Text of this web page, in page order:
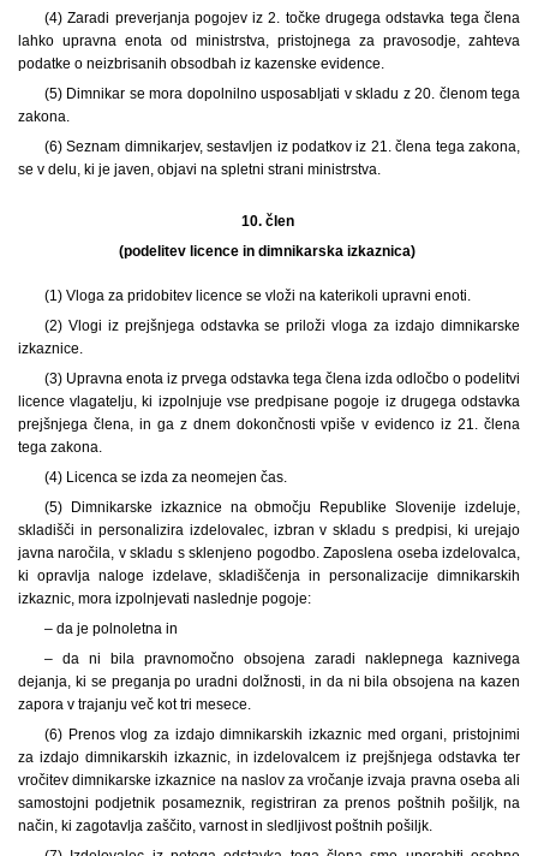
(4) Zaradi preverjanja pogojev iz 2. točke drugega odstavka tega člena
lahko upravna enota od ministrstva, pristojnega za pravosodje, zahteva
podatke o neizbrisanih obsodbah iz kazenske evidence.
(5) Dimnikar se mora dopolnilno usposabljati v skladu z 20. členom tega
zakona.
(6) Seznam dimnikarjev, sestavljen iz podatkov iz 21. člena tega zakona,
se v delu, ki je javen, objavi na spletni strani ministrstva.
10. člen
(podelitev licence in dimnikarska izkaznica)
(1) Vloga za pridobitev licence se vloži na katerikoli upravni enoti.
(2) Vlogi iz prejšnjega odstavka se priloži vloga za izdajo dimnikarske
izkaznice.
(3) Upravna enota iz prvega odstavka tega člena izda odločbo o podelitvi
licence vlagatelju, ki izpolnjuje vse predpisane pogoje iz drugega odstavka
prejšnjega člena, in ga z dnem dokončnosti vpiše v evidenco iz 21. člena
tega zakona.
(4) Licenca se izda za neomejen čas.
(5) Dimnikarske izkaznice na območju Republike Slovenije izdeluje,
skladišči in personalizira izdelovalec, izbran v skladu s predpisi, ki urejajo
javna naročila, v skladu s sklenjeno pogodbo. Zaposlena oseba izdelovalca,
ki opravlja naloge izdelave, skladiščenja in personalizacije dimnikarskih
izkaznic, mora izpolnjevati naslednje pogoje:
– da je polnoletna in
– da ni bila pravnomočno obsojena zaradi naklepnega kaznivega
dejanja, ki se preganja po uradni dolžnosti, in da ni bila obsojena na kazen
zapora v trajanju več kot tri mesece.
(6) Prenos vlog za izdajo dimnikarskih izkaznic med organi, pristojnimi
za izdajo dimnikarskih izkaznic, in izdelovalcem iz prejšnjega odstavka ter
vročitev dimnikarske izkaznice na naslov za vročanje izvaja pravna oseba ali
samostojni podjetnik posameznik, registriran za prenos poštnih pošiljk, na
način, ki zagotavlja zaščito, varnost in sledljivost poštnih pošiljk.